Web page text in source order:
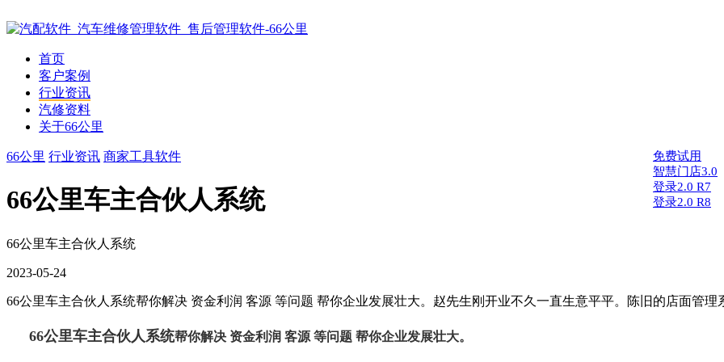
首页
客户案例
行业资讯
汽修资料
关于66公里
免费试用
智慧门店3.0
登录2.0 R7
登录2.0 R8
66公里 行业资讯 商家工具软件
66公里车主合伙人系统
66公里车主合伙人系统
2023-05-24
66公里车主合伙人系统帮你解决 资金利润 客源 等问题 帮你企业发展壮大。赵先生刚开业不久一直生意平平。陈旧的店面管理
66公里车主合伙人系统帮你解决 资金利润 客源 等问题 帮你企业发展壮大。